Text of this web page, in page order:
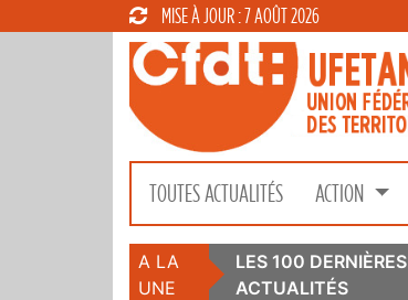
MISE À JOUR : 7 AOÛT 2026
TOUTES ACTUALITÉS ACTION
A LA
UNE
LES 100 DERNIÈRES
ACTUALITÉS